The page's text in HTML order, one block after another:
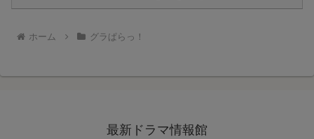
ホーム グラぱらっ！
最新ドラマ情報館